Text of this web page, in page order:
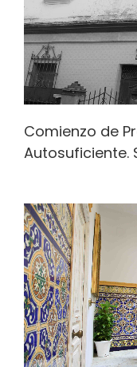
Comienzo de
Autosuficiente.